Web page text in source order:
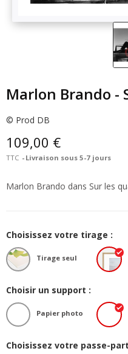
Marlon Brando -
© Prod DB
109,00 €
TTC Livraison sous 5-7 jours
Marlon Brando dans Sur les
Choisissez votre tirage :
Tirage seul
Choisir un support :
Papier photo
Choisissez votre passe-